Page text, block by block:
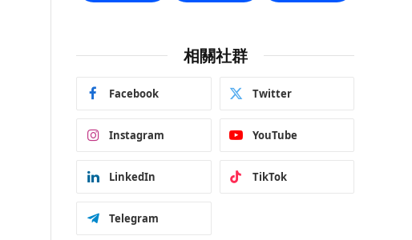
相關社群
Facebook Twitter
Instagram YouTube
LinkedIn TikTok
Telegram